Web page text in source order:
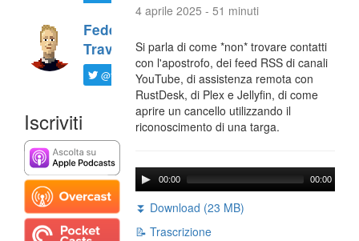
Federico
Travaini
@ftrava
Iscriviti
4 aprile 2025 - 51 minuti
Si parla di come *non* trovare contatti
con l'apostrofo, dei feed RSS di canali
YouTube, di assistenza remota con
RustDesk, di Plex e Jellyfin, di come
aprire un cancello utilizzando il
riconoscimento di una targa.
00:00 00:00
⏬ Download (23 MB)
📝 Trascrizione